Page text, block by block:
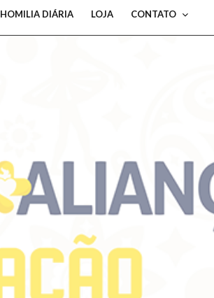
HOMILIA DIÁRIA LOJA CONTATO